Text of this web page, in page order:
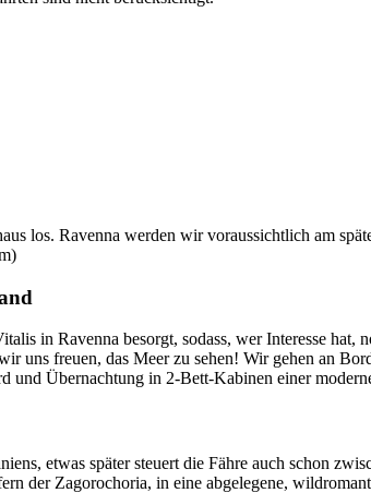
los. Ravenna werden wir voraussichtlich am
in Ravenna besorgt, sodass, wer Interesse
uns freuen, das Meer zu sehen! Wir gehen an
und Übernachtung in 2-Bett-Kabinen einer
etwas später steuert die Fähre auch schon
der Zagorochoria, in eine abgelegene,